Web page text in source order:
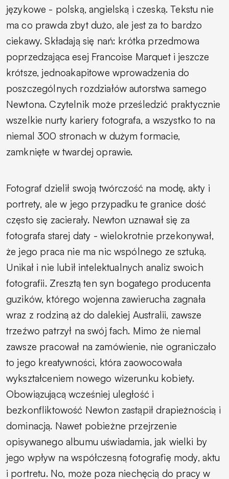
językowe - polską, angielską i czeską. Tekstu nie
ma co prawda zbyt dużo, ale jest za to bardzo
ciekawy. Składają się nań: krótka przedmowa
poprzedzająca esej Francoise Marquet i jeszcze
krótsze, jednoakapitowe wprowadzenia do
poszczególnych rozdziałów autorstwa samego
Newtona. Czytelnik może prześledzić praktycznie
wszelkie nurty kariery fotografa, a wszystko to na
niemal 300 stronach w dużym formacie,
zamknięte w twardej oprawie.
Fotograf dzielił swoją twórczość na modę, akty i
portrety, ale w jego przypadku te granice dość
często się zacierały. Newton uznawał się za
fotografa starej daty - wielokrotnie przekonywał,
że jego praca nie ma nic wspólnego ze sztuką.
Unikał i nie lubił intelektualnych analiz swoich
fotografii. Zresztą ten syn bogatego producenta
guzików, którego wojenna zawierucha zagnała
wraz z rodziną aż do dalekiej Australii, zawsze
trzeźwo patrzył na swój fach. Mimo że niemal
zawsze pracował na zamówienie, nie ograniczało
to jego kreatywności, która zaowocowała
wykształceniem nowego wizerunku kobiety.
Obowiązującą wcześniej uległość i
bezkonfliktowość Newton zastąpił drapieżnością i
dominacją. Nawet pobieżne przejrzenie
opisywanego albumu uświadamia, jak wielki by
jego wpływ na współczesną fotografię mody, aktu
i portretu. No, może poza niechęcią do pracy w